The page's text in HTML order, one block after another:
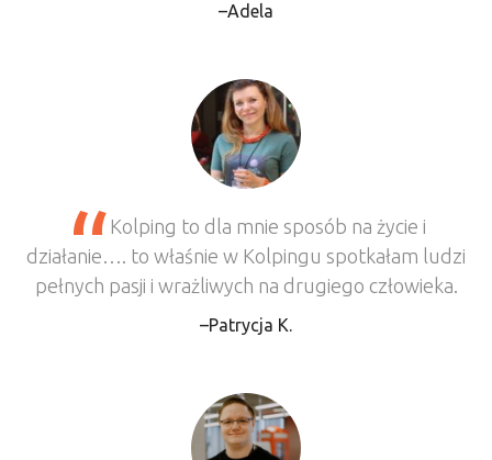
Adela
Kolping to dla mnie sposób na życie i
działanie…. to właśnie w Kolpingu spotkałam ludzi
pełnych pasji i wrażliwych na drugiego człowieka.
Patrycja K.